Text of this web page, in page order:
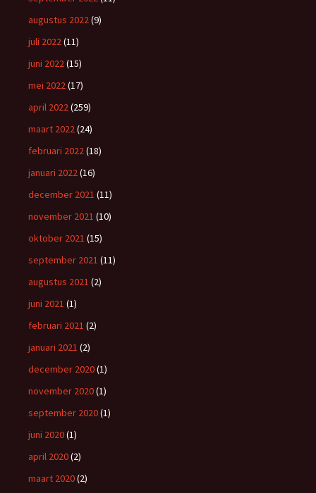
augustus 2022(9)
juli 2022(11)
juni 2022(15)
mei 2022(17)
april 2022(259)
maart 2022(24)
februari 2022(18)
januari 2022(16)
december 2021 (11)
november 2021 (10)
oktober 2021 (15)
september 2021 (11)
augustus 2021 (2)
juni 2021 (1)
februari 2021 (2)
januari 2021 (2)
december 2020(1)
november 2020(1)
september 2020(1)
juni 2020(1)
april 2020(2)
maart 2020(2)